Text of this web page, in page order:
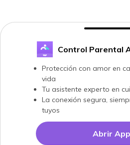
Control Parental
Protección con amor en
vida
Tu asistente experto en
La conexión segura,
tuyos
Abrir App